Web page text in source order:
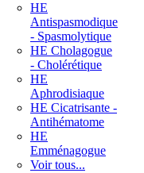
HE
Antispasmodique
- Spasmolytique
HE Cholagogue
- Cholérétique
HE
Aphrodisiaque
HE Cicatrisante -
Antihématome
HE
Emménagogue
Voir tous...